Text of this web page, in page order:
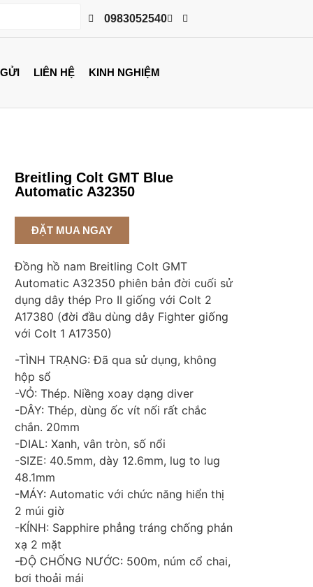
0983052540
LIÊN HỆ KINH NGHIỆM
Breitling Colt GMT Blue
Automatic A32350
ĐẶT MUA NGAY
Đồng hồ nam Breitling Colt GMT
Automatic A32350 phiên bản đời cuối sử
dụng dây thép Pro II giống với Colt 2
A17380 (đời đầu dùng dây Fighter giống
với Colt 1 A17350)
-TÌNH TRẠNG: Đã qua sử dụng, không
hộp sổ
-VỎ: Thép. Niềng xoay dạng diver
-DÂY: Thép, dùng ốc vít nối rất chắc
chắn. 20mm
-DIAL: Xanh, vân tròn, số nổi
-SIZE: 40.5mm, dày 12.6mm, lug to lug
48.1mm
-MÁY: Automatic với chức năng hiển thị
2 múi giờ
-KÍNH: Sapphire phẳng tráng chống phản
xạ 2 mặt
-ĐỘ CHỐNG NƯỚC: 500m, núm cổ chai,
bơi thoải mái